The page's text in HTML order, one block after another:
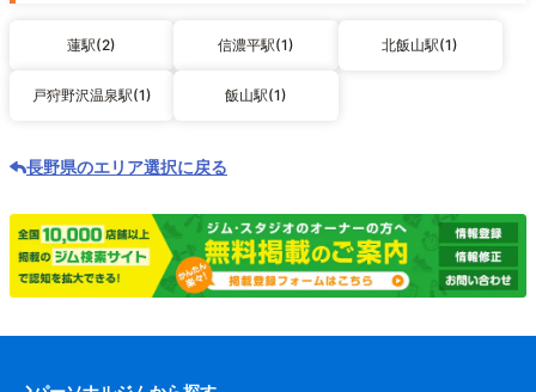
蓮駅(2) 信濃平駅(1) 北飯山駅(1)
戸狩野沢温泉駅(1) 飯山駅(1)
長野県のエリア選択に戻る